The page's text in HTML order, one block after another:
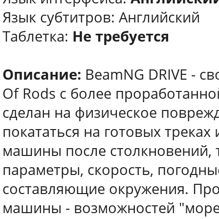
Язык субтитров: Английский
Таблетка: Не требуется
Описание: BeamNG DRIVE -
Of Rods с более
сделан на физическое
покататься на готовых
машины после столкновений,
параметры, скорость,
составляющие окружения.
машины - возможностей